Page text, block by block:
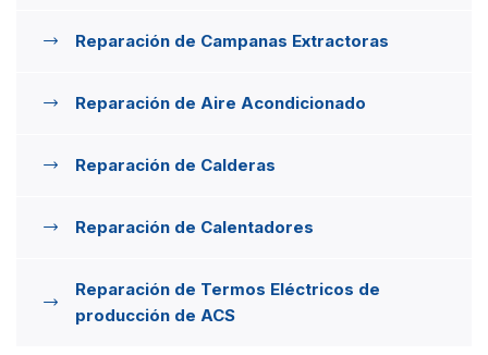
Reparación de Campanas Extractoras
Reparación de Aire Acondicionado
Reparación de Calderas
Reparación de Calentadores
Reparación de Termos Eléctricos de
producción de ACS